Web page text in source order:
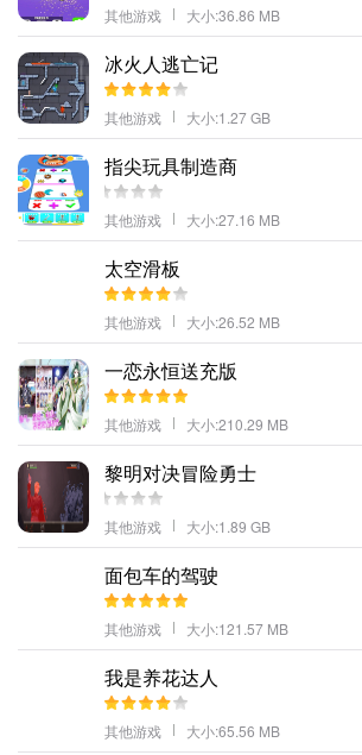
《Cut the Rope》则要求玩家通过切割绳索等
口中；
而《Angry Birds》则是通过弹射小鸟击中目标
画面风格：
"机器人爱翻滚"采用清新卡通风格，色彩鲜艳且
其他游戏 大小:36.86 MB
冰火人逃亡记
其他游戏 大小:1.27 GB
指尖玩具制造商
其他游戏 大小:27.16 MB
太空滑板
其他游戏 大小:26.52 MB
一恋永恒送充版
其他游戏 大小:210.29 MB
黎明对决冒险勇士
其他游戏 大小:1.89 GB
面包车的驾驶
其他游戏 大小:121.57 MB
我是养花达人
其他游戏 大小:65.56 MB